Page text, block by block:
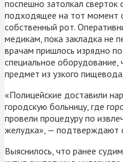
поспешно затолкал сверток
подходящее на тот момент
собственный рот.
медикам, пока закладка не
врачам пришлось изрядно
специальное
предмет из узкого пищевода.
«Полицейские доставили
городскую больницу, где
провели процедуру по
желудка», — подтверждают
Выяснилось, что ранее